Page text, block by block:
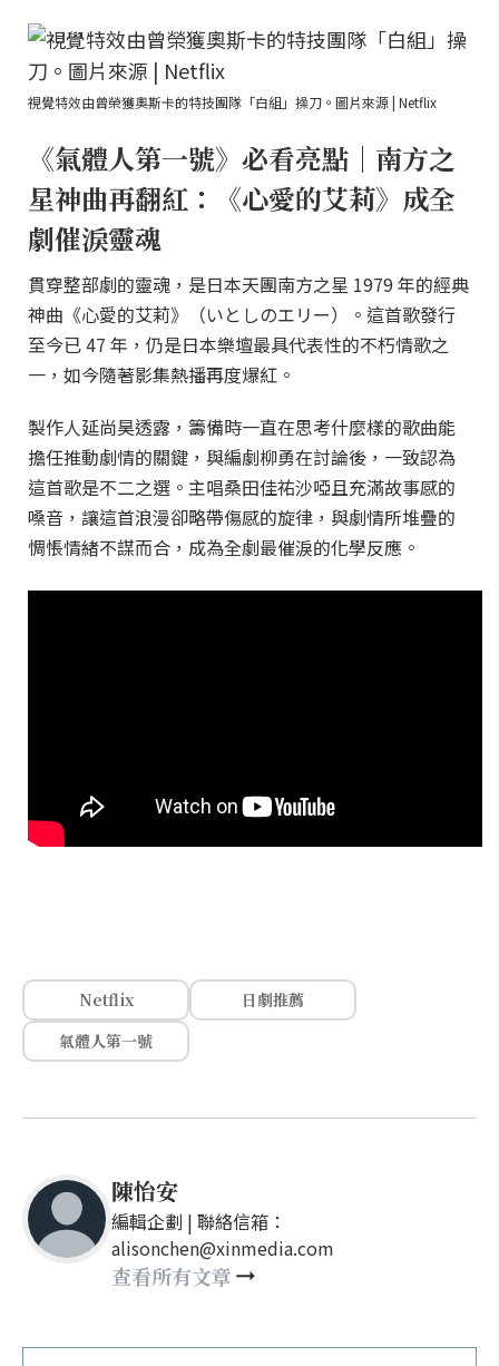
視覺特效由曾榮獲奧斯卡的特技團隊「白組」操刀。圖片來源 | Netflix
《氣體人第一號》必看亮點｜南方之
星神曲再翻紅：《心愛的艾莉》成全
劇催淚靈魂
貫穿整部劇的靈魂，是日本天團南方之星 1979 年的經典
神曲《心愛的艾莉》（いとしのエリー）。這首歌發行
至今已 47 年，仍是日本樂壇最具代表性的不朽情歌之
一，如今隨著影集熱播再度爆紅。
製作人延尚昊透露，籌備時一直在思考什麼樣的歌曲能
擔任推動劇情的關鍵，與編劇柳勇在討論後，一致認為
這首歌是不二之選。主唱桑田佳祐沙啞且充滿故事感的
嗓音，讓這首浪漫卻略帶傷感的旋律，與劇情所堆疊的
惆悵情緒不謀而合，成為全劇最催淚的化學反應。
Netflix
日劇推薦
氣體人第一號
陳怡安
編輯企劃 | 聯絡信箱：
alisonchen@xinmedia.com
查看所有文章